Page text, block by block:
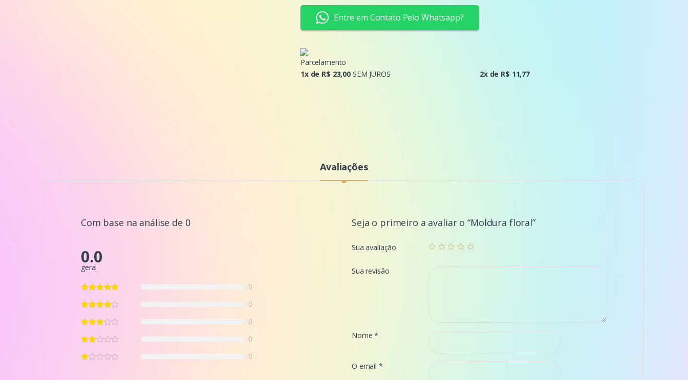
d
d
e
Entre em Contato Pelo Whatsapp?
Parcelamento
1x de R$ 23,00 SEM JUROS 2x de R$ 11,77
Avaliações
Com base na análise de 0
0.0
geral
0
0
0
0
0
Seja o primeiro a avaliar o “Moldura floral”
Sua avaliação
Sua revisão
Nome*
O email *